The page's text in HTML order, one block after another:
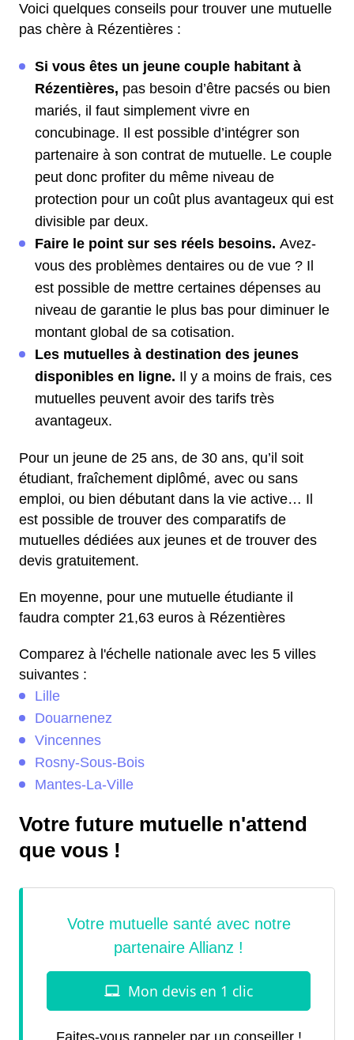
Voici quelques conseils pour trouver une mutuelle
pas chère à Rézentières :
Si vous êtes un jeune couple habitant à
Rézentières, pas besoin d’être pacsés ou bien
mariés, il faut simplement vivre en
concubinage. Il est possible d’intégrer son
partenaire à son contrat de mutuelle. Le couple
peut donc profiter du même niveau de
protection pour un coût plus avantageux qui est
divisible par deux.
Faire le point sur ses réels besoins. Avez-
vous des problèmes dentaires ou de vue ? Il
est possible de mettre certaines dépenses au
niveau de garantie le plus bas pour diminuer le
montant global de sa cotisation.
Les mutuelles à destination des jeunes
disponibles en ligne. Il y a moins de frais, ces
mutuelles peuvent avoir des tarifs très
avantageux.
Pour un jeune de 25 ans, de 30 ans, qu’il soit
étudiant, fraîchement diplômé, avec ou sans
emploi, ou bien débutant dans la vie active… Il
est possible de trouver des comparatifs de
mutuelles dédiées aux jeunes et de trouver des
devis gratuitement.
En moyenne, pour une mutuelle étudiante il
faudra compter 21,63 euros à Rézentières
Comparez à l'échelle nationale avec les 5 villes
suivantes :
Lille
Douarnenez
Vincennes
Rosny-Sous-Bois
Mantes-La-Ville
Votre future mutuelle n'attend
que vous !
Faites-vous rappeler par un conseiller !